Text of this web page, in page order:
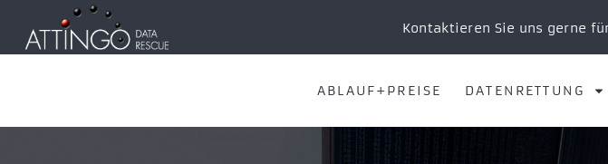
Kontaktieren Sie uns gerne
ABLAUF+PREISE DATENRETTUNG